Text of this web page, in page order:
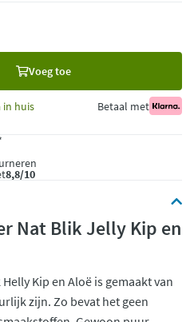
Voeg toe
in huis Betaal met
8,8/10
Nat Blik Jelly Kip en
Kip en Aloë is gemaakt van
zijn. Zo bevat het geen